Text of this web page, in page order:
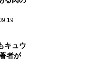
キュウ
者が